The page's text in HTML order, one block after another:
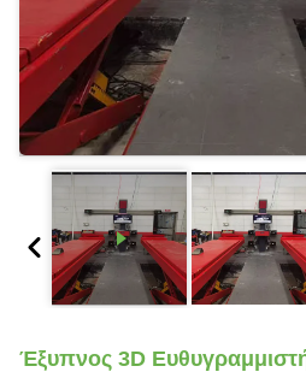
Έξυπνος 3D